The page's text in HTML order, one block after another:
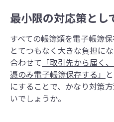
最小限の対応策とし
すべての帳簿類を電子帳簿
とてつもなく大きな負担に
合わせて 「取引先から届く
憑のみ電子帳簿保存する」
にすることで、かなり対策
いでしょうか。